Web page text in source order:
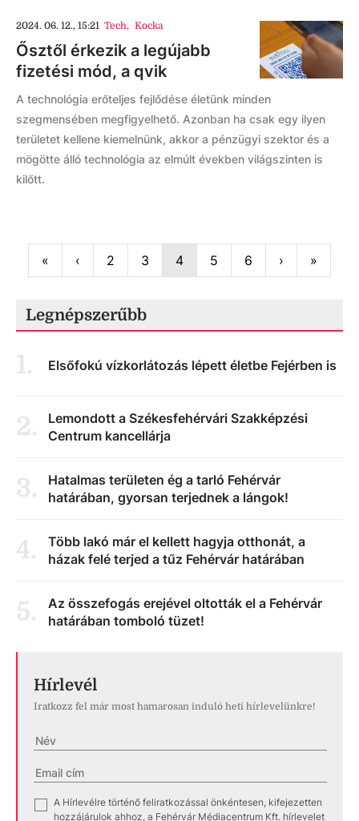
2024. 06. 12., 15:21 Tech, Kocka
Ősztől érkezik a legújabb
fizetési mód, a qvik
A technológia erőteljes fejlődése életünk minden
szegmensében megfigyelhető. Azonban ha csak egy ilyen
területet kellene kiemelnünk, akkor a pénzügyi szektor és a
mögötte álló technológia az elmúlt években világszinten is
kilőtt.
« ‹ Previous
2 3 4 5 6 › Next»
Legnépszerűbb
1. Elsőfokú vízkorlátozás lépett életbe Fejérben is
2.
Lemondott a Székesfehérvári Szakképzési
Centrum kancellárja
3.
Hatalmas területen ég a tarló Fehérvár
határában, gyorsan terjednek a lángok!
4.
Több lakó már el kellett hagyja otthonát, a
házak felé terjed a tűz Fehérvár határában
5.
Az összefogás erejével oltották el a Fehérvár
határában tomboló tüzet!
Hírlevél
Iratkozz fel már most hamarosan induló heti hírlevelünkre!
A Hírlevélre történő feliratkozással önkéntesen, kifejezetten
hozzájárulok ahhoz, a Fehérvár Médiacentrum Kft. hírlevelet